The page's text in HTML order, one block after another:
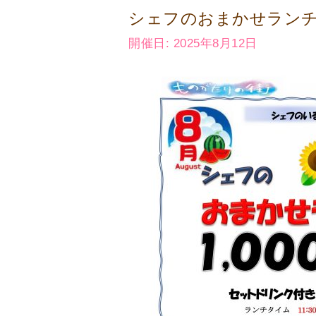
シェフのおまかせラン
開催日: 2025年8月12日